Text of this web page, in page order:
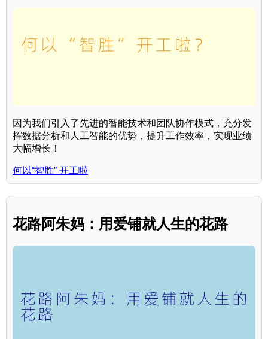
因为我们引入了先进的智能技术和团队协作模式，充分发
挥数据分析和人工智能的优势，提升工作效率，实现业绩
大幅增长！
何以“智胜” 开工啦
花路阿朱妈：用爱铺就人生的花路